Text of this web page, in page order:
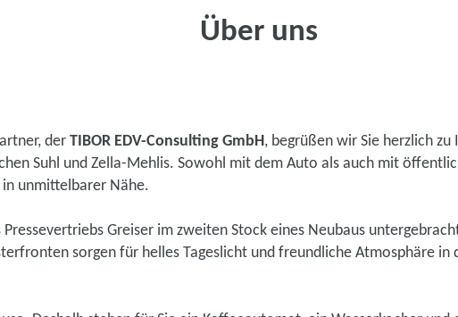
Über uns
der TIBOR EDV-Consulting GmbH, begrüßen wir Sie herzlich zu
Suhl und Zella-Mehlis. Sowohl mit dem Auto als auch mit
unmittelbarer Nähe.
Pressevertriebs Greiser im zweiten Stock eines Neubaus
sorgen für helles Tageslicht und freundliche Atmosphäre